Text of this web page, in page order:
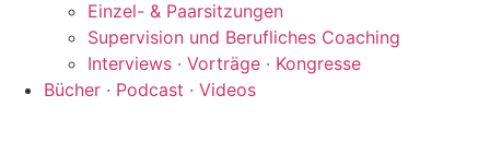
Einzel- & Paarsitzungen
Supervision und Berufliches Coaching
Interviews · Vorträge · Kongresse
Bücher · Podcast · Videos